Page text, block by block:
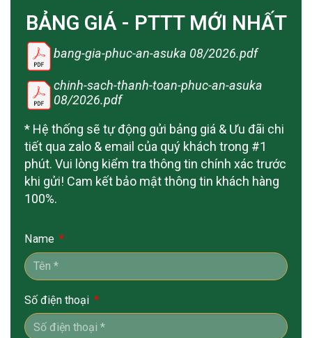
BẢNG GIÁ - PTTT MỚI NHẤT
bang-gia-phuc-an-asuka 08/2026.pdf
chinh-sach-thanh-toan-phuc-an-asuka
08/2026.pdf
* Hệ thống sẽ tự động gửi bảng giá & Ưu đãi chi
tiết qua zalo & email của quý khách trong #1
phút. Vui lòng kiểm tra thông tin chính xác trước
khi gửi! Cam kết bảo mật thông tin khách hàng
100%.
Name
Số điện thoại